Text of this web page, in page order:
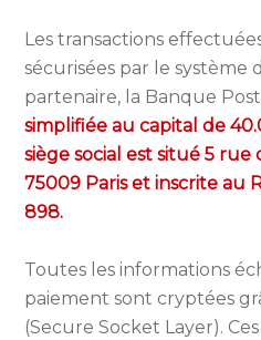
Les transactions
sécurisées par le système
partenaire, la Banque
simplifiée au capital de
siège social est situé 5
75009 Paris et inscrite au
898.
Toutes les informations
paiement sont cryptées
(Secure Socket Layer).